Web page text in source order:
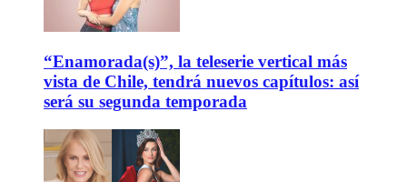
“Enamorada(s)”, la teleserie vertical más
vista de Chile, tendrá nuevos capítulos: así
será su segunda temporada